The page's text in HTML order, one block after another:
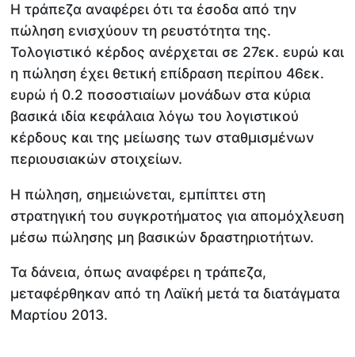
Η τράπεζα αναφέρει ότι τα έσοδα από την
πώληση ενισχύουν τη ρευστότητα της.
Τολογιστικό κέρδος ανέρχεται σε 27εκ. ευρώ και
η πώληση έχει θετική επίδραση περίπου 46εκ.
ευρώ ή 0.2 ποσοστιαίων μονάδων στα κύρια
βασικά ιδία κεφάλαια λόγω του λογιστικού
κέρδους και της μείωσης των σταθμισμένων
περιουσιακών στοιχείων.
Η πώληση, σημειώνεται, εμπίπτει στη
στρατηγική του συγκροτήματος για απομόχλευση
μέσω πώλησης μη βασικών δραστηριοτήτων.
Τα δάνεια, όπως αναφέρει η τράπεζα,
μεταφέρθηκαν από τη Λαϊκή μετά τα διατάγματα
Μαρτίου 2013.